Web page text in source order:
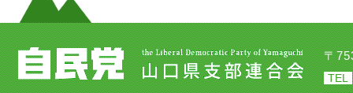
〒
TEL